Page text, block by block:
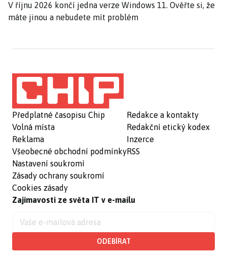
V říjnu 2026 končí jedna verze Windows 11. Ověřte si, že
máte jinou a nebudete mít problém
Předplatné časopisu Chip
Volná místa
Reklama
Všeobecné obchodní podmínky
Nastavení soukromí
Zásady ochrany soukromí
Cookies zásady
Redakce a kontakty
Redakční etický kodex
Inzerce
RSS
Zajímavosti ze světa IT v e-mailu
ODEBÍRAT